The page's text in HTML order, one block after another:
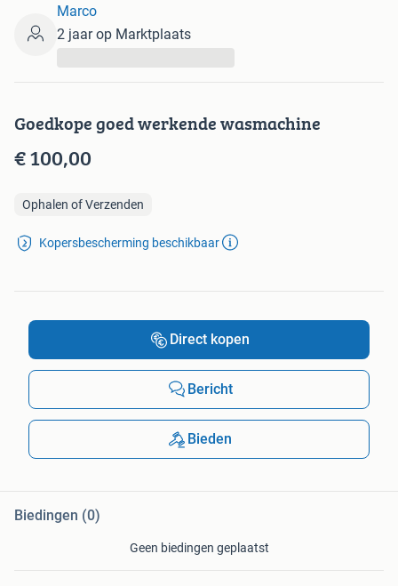
Goedkope goed werkende wasmachine
€ 100,00
Ophalen of Verzenden
Kopersbescherming beschikbaar
Marco
2 jaar op Marktplaats
Direct kopen
Bericht
Bieden
Biedingen (0)
Geen biedingen geplaatst